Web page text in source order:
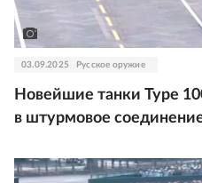
03.09.2025 Русское оружие
Новейшие танки Type
в штурмовое